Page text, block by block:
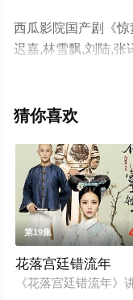
西瓜影院国产剧《
迟嘉,林雪飘,刘陆,张
等演员精彩演绎的
西瓜影视，热播电视
猜你喜欢
第19集
花落宫廷错流年
《花落宫廷错流年